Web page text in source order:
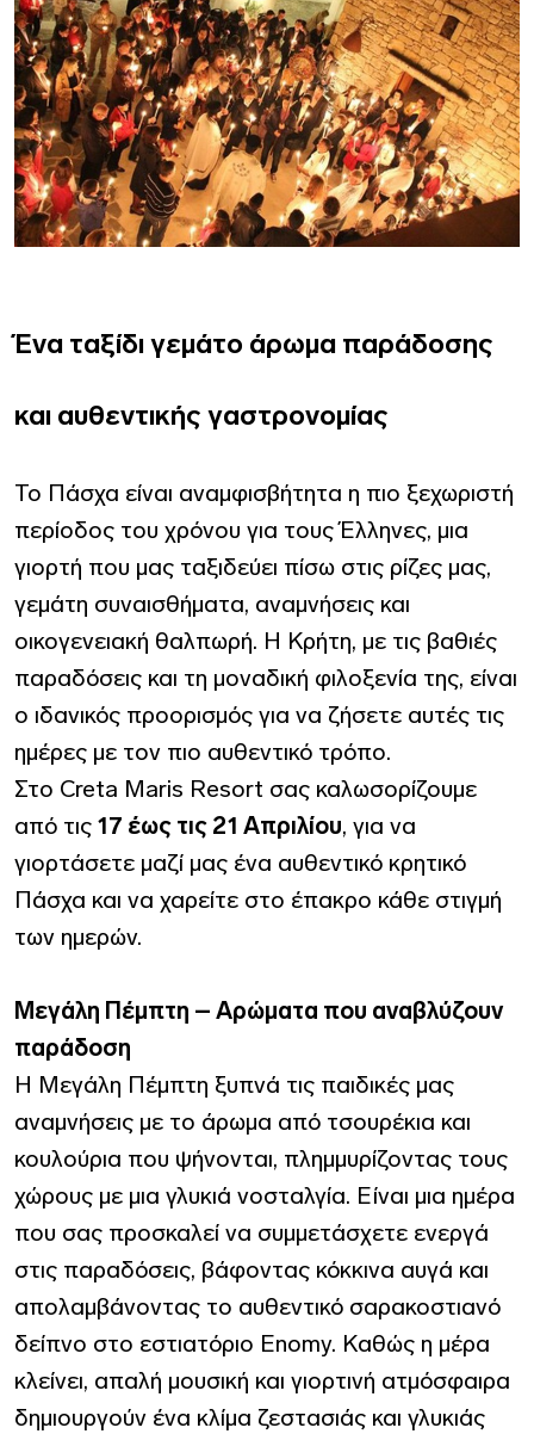
Ένα ταξίδι γεμάτο άρωμα παράδοσης
και αυθεντικής γαστρονομίας
Το Πάσχα είναι αναμφισβήτητα η πιο ξεχωριστή
περίοδος του χρόνου για τους Έλληνες, μια
γιορτή που μας ταξιδεύει πίσω στις ρίζες μας,
γεμάτη συναισθήματα, αναμνήσεις και
οικογενειακή θαλπωρή. Η Κρήτη, με τις βαθιές
παραδόσεις και τη μοναδική φιλοξενία της, είναι
ο ιδανικός προορισμός για να ζήσετε αυτές τις
ημέρες με τον πιο αυθεντικό τρόπο.
Στο Creta Maris Resort σας καλωσορίζουμε
από τις 17 έως τις 21 Απριλίου, για να
γιορτάσετε μαζί μας ένα αυθεντικό κρητικό
Πάσχα και να χαρείτε στο έπακρο κάθε στιγμή
των ημερών.
Μεγάλη Πέμπτη – Αρώματα που αναβλύζουν
παράδοση
Η Μεγάλη Πέμπτη ξυπνά τις παιδικές μας
αναμνήσεις με το άρωμα από τσουρέκια και
κουλούρια που ψήνονται, πλημμυρίζοντας τους
χώρους με μια γλυκιά νοσταλγία. Είναι μια ημέρα
που σας προσκαλεί να συμμετάσχετε ενεργά
στις παραδόσεις, βάφοντας κόκκινα αυγά και
απολαμβάνοντας το αυθεντικό σαρακοστιανό
δείπνο στο εστιατόριο Enomy. Καθώς η μέρα
κλείνει, απαλή μουσική και γιορτινή ατμόσφαιρα
δημιουργούν ένα κλίμα ζεστασιάς και γλυκιάς